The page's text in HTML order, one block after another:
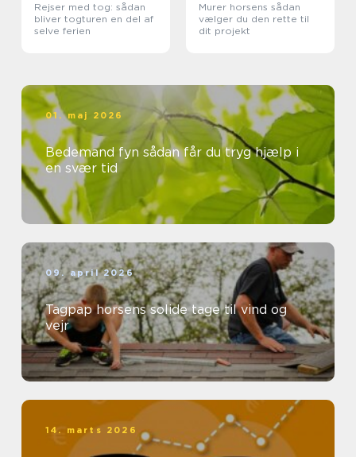
Rejser med tog: sådan
bliver togturen en del af
selve ferien
Murer horsens sådan
vælger du den rette til
dit projekt
01. maj 2026
Bedemand fyn sådan får du tryg hjælp i
en svær tid
09. april 2026
Tagpap horsens solide tage til vind og
vejr
14. marts 2026